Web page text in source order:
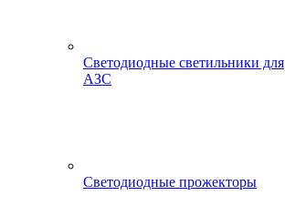
Светодиодные светильники для
АЗС
Светодиодные прожекторы